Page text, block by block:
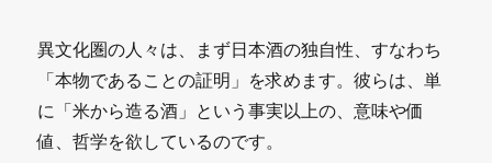
異文化圏の人々は、まず日本酒の独自性、すなわち
「本物であることの証明」を求めます。彼らは、単
に「米から造る酒」という事実以上の、意味や価
値、哲学を欲しているのです。